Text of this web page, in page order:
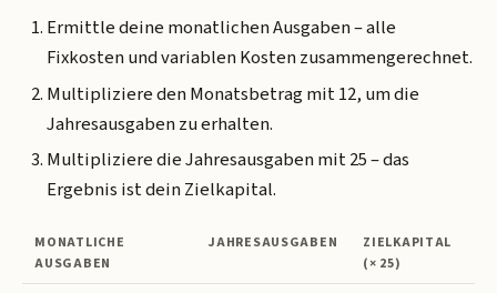
Ermittle deine monatlichen Ausgaben – alle
Fixkosten und variablen Kosten zusammengerechnet.
Multipliziere den Monatsbetrag mit 12, um die
Jahresausgaben zu erhalten.
Multipliziere die Jahresausgaben mit 25 – das
Ergebnis ist dein Zielkapital.
MONATLICHE
AUSGABEN
JAHRESAUSGABEN
ZIELKAPITAL
(× 25)